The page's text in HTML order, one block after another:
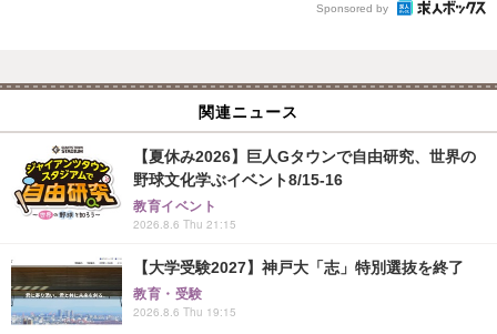
Sponsored by
関連ニュース
【夏休み2026】巨人Gタウンで自由研究、世界の
野球文化学ぶイベント8/15-16
教育イベント
2026.8.6 Thu 21:15
【大学受験2027】神戸大「志」特別選抜を終了
教育・受験
2026.8.6 Thu 19:15